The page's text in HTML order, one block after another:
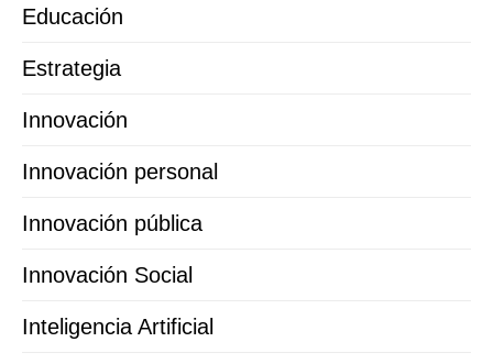
Educación
Estrategia
Innovación
Innovación personal
Innovación pública
Innovación Social
Inteligencia Artificial